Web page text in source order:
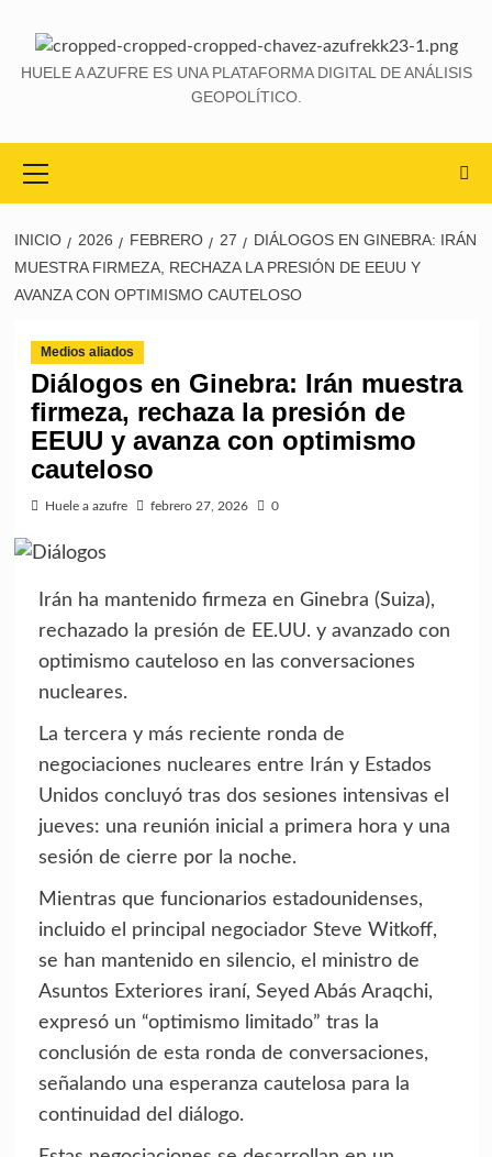
HUELE A AZUFRE ES UNA PLATAFORMA DIGITAL DE ANÁLISIS
GEOPOLÍTICO.
INICIO 2026 FEBRERO 27
DIÁLOGOS EN GINEBRA: IRÁN
MUESTRA FIRMEZA, RECHAZA LA PRESIÓN DE EEUU Y
AVANZA CON OPTIMISMO CAUTELOSO
Medios aliados
Diálogos en Ginebra: Irán muestra
firmeza, rechaza la presión de
EEUU y avanza con optimismo
cauteloso
Huele a azufre febrero 27, 2026 0
Irán ha mantenido firmeza en Ginebra (Suiza),
rechazado la presión de EE.UU. y avanzado con
optimismo cauteloso en las conversaciones
nucleares.
La tercera y más reciente ronda de
negociaciones nucleares entre Irán y Estados
Unidos concluyó tras dos sesiones intensivas el
jueves: una reunión inicial a primera hora y una
sesión de cierre por la noche.
Mientras que funcionarios estadounidenses,
incluido el principal negociador Steve Witkoff,
se han mantenido en silencio, el ministro de
Asuntos Exteriores iraní, Seyed Abás Araqchi,
expresó un “optimismo limitado” tras la
conclusión de esta ronda de conversaciones,
señalando una esperanza cautelosa para la
continuidad del diálogo.